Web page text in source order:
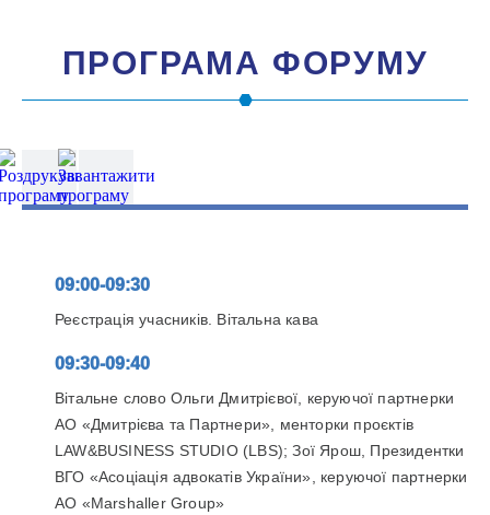
ПРОГРАМА ФОРУМУ
09:00-09:30
Реєстрація учасників. Вітальна кава
09:30-09:40
Вітальне слово Ольги Дмитрієвої, керуючої партнерки
АО «Дмитрієва та Партнери», менторки проєктів
LAW&BUSINESS STUDIO (LBS); Зої Ярош, Президентки
ВГО «Асоціація адвокатів України», керуючої партнерки
АО «Marshaller Group»